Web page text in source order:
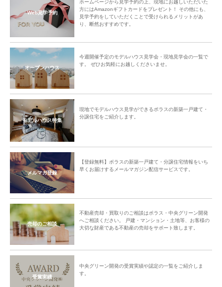
Web見学予約
ホームページから見学予約の上、現地にお越しいただいた
方にはAmazonギフトカードをプレゼント！ その他にも、
見学予約をしていただくことで受けられるメリットがあ
り、断然おすすめです。
オープンハウス
今週開催予定のモデルハウス見学会・現地見学会の一覧で
す。 ぜひお気軽にお越しくださいませ。
モデルハウス特集
現地でモデルハウス見学ができるポラスの新築一戸建て・
分譲住宅をご紹介します。
メルマガ登録
【登録無料】ポラスの新築一戸建て・分譲住宅情報をいち
早くお届けするメールマガジン配信サービスです。
売却のご相談
不動産売却・買取りのご相談はポラス・中央グリーン開発
へご相談ください。 戸建・マンション・土地等、お客様の
大切な財産である不動産の売却をサポート致します。
受賞実績
中央グリーン開発の受賞実績や認定の一覧をご紹介しま
す。